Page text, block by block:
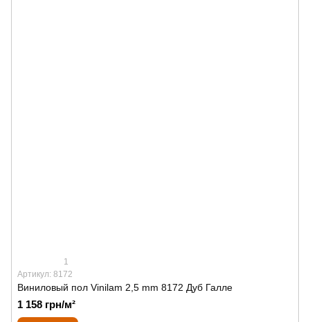
1
Артикул: 8172
Виниловый пол Vinilam 2,5 mm 8172 Дуб Галле
1 158 грн/м²